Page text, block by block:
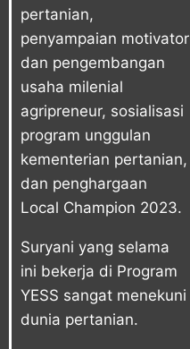
pertanian,
penyampaian motivator
dan pengembangan
usaha milenial
agripreneur, sosialisasi
program unggulan
kementerian pertanian,
dan penghargaan
Local Champion 2023.
Suryani yang selama
ini bekerja di Program
YESS sangat menekuni
dunia pertanian.